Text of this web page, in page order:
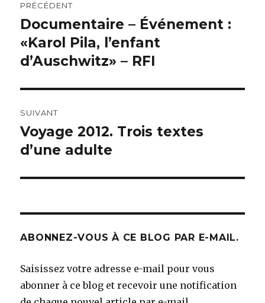
de
l’article
PRÉCÉDENT
Article
précédent :
Documentaire – Événement :
«Karol Pila, l’enfant
d’Auschwitz» – RFI
SUIVANT
Article
suivant :
Voyage 2012. Trois textes
d’une adulte
ABONNEZ-VOUS À CE BLOG PAR E-MAIL.
Saisissez votre adresse e-mail pour vous
abonner à ce blog et recevoir une notification